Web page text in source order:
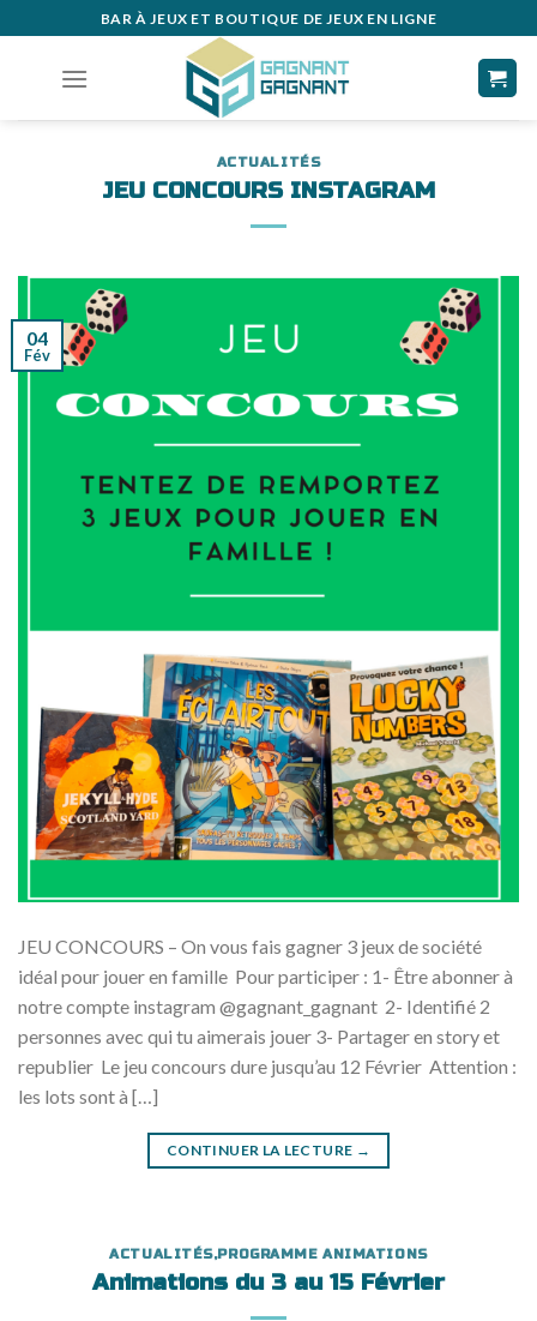
content
BAR À JEUX ET BOUTIQUE DE JEUX EN LIGNE
ACTUALITÉS
JEU CONCOURS INSTAGRAM
04
Fév
JEU CONCOURS – On vous fais gagner 3 jeux de société
idéal pour jouer en famille Pour participer : 1- Être abonner à
notre compte instagram @gagnant_gagnant 2- Identifié 2
personnes avec qui tu aimerais jouer 3- Partager en story et
republier Le jeu concours dure jusqu’au 12 Février Attention :
les lots sont à […]
CONTINUER LA LECTURE →
ACTUALITÉS,PROGRAMME ANIMATIONS
Animations du 3 au 15 Février